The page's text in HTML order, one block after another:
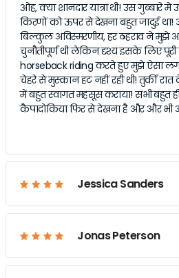
ओह, क्या शानदार यात्रा थी! उस गुब्बारे
किरणों को ऊपर से देखना बहुत जादुई था!
बिल्कुल अविस्मरणीय, हर ठहराव ने मुझे
चुनौतीपूर्ण थी लेकिन दृश्य इसके लिए
horseback riding करते हुए मुझे ऐसा
चेहरे से मुस्कान हट नहीं रही थी! तुर्की
में बहुत स्वागत महसूस कराया! सभी बहुत
कैपादोकिया फिर से देखना है और और
Jessica Sanders
Jonas Peterson